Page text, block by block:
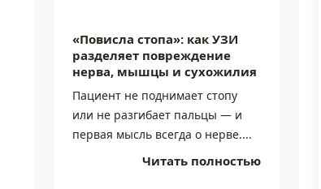
«Повисла стопа»: как УЗИ
разделяет повреждение
нерва, мышцы и сухожилия
Пациент не поднимает стопу
или не разгибает пальцы — и
первая мысль всегда о нерве....
Читать полностью